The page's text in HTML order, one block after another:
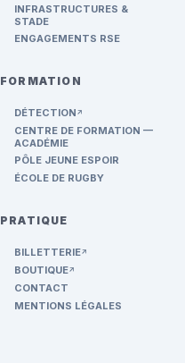
INFRASTRUCTURES &
STADE
ENGAGEMENTS RSE
FORMATION
DÉTECTION ARROW_OUTWARD
CENTRE DE FORMATION —
ACADÉMIE
PÔLE JEUNE ESPOIR
ÉCOLE DE RUGBY
PRATIQUE
BILLETTERIEARROW_OUTWARD
BOUTIQUEARROW_OUTWARD
CONTACT
MENTIONS LÉGALES